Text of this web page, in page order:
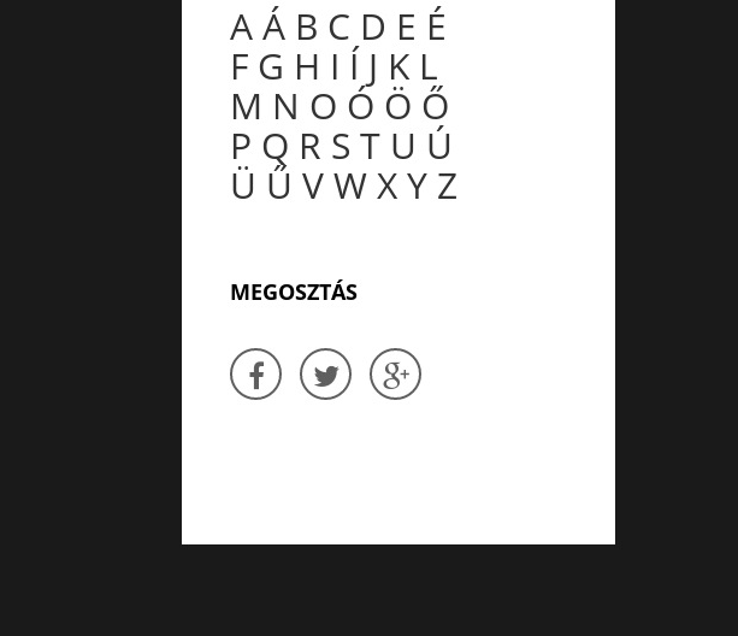
AÁ B C D E É
F G H I Í J K L
M N O Ó Ö Ő
P Q R S T U Ú
Ü Ű VWXY Z
MEGOSZTÁS